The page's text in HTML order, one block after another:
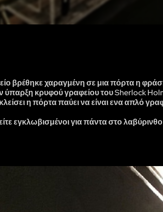
βρέθηκε χαραγμένη σε μια πόρτα η
ύπαρξη κρυφού γραφείου του Sherlock
η πόρτα παύει να είναι ενα απλό
εγκλωβισμένοι για πάντα στο